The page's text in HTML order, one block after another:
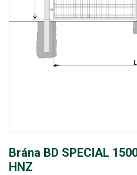
Brána BD SPECIAL
HNZ